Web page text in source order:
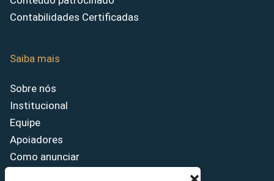
Contabilidades Certificadas
Saiba mais
Sobre nós
Institucional
Equipe
Apoiadores
Como anunciar